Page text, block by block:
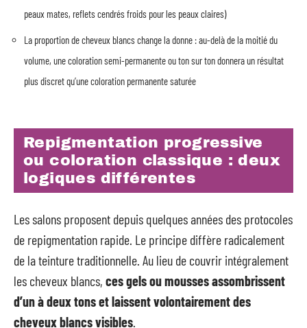
peaux mates, reflets cendrés froids pour les peaux claires)
La proportion de cheveux blancs change la donne : au-delà de la moitié du
volume, une coloration semi-permanente ou ton sur ton donnera un résultat
plus discret qu’une coloration permanente saturée
Repigmentation progressive
ou coloration classique : deux
logiques différentes
Les salons proposent depuis quelques années des protocoles
de repigmentation rapide. Le principe diffère radicalement
de la teinture traditionnelle. Au lieu de couvrir intégralement
les cheveux blancs, ces gels ou mousses assombrissent
d’un à deux tons et laissent volontairement des
cheveux blancs visibles